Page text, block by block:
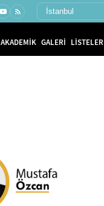
AKADEMİK GALERİ LİSTELER